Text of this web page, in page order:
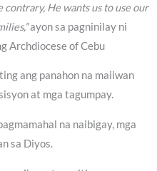
contrary, He wants us to use our
ayon sa pagninilay ni
Archdiocese of Cebu
ang panahon na maiiwan
at mga tagumpay.
na naibigay, mga
sa Diyos.